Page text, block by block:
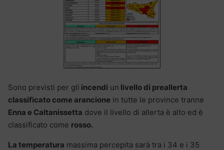
Sono previsti per gli incendi un livello di preallerta
classificato come arancione in tutte le province tranne
Enna e Caltanissetta dove il livello di allerta è alto ed è
classificato come rosso.
La temperatura massima percepita sarà tra i 34 e i 35